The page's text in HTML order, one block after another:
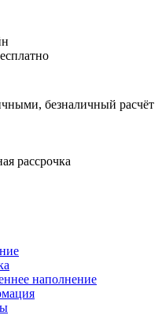
безналичный расчёт
рассрочка
наполнение